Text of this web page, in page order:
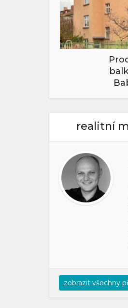
realitní
zobrazit všechny